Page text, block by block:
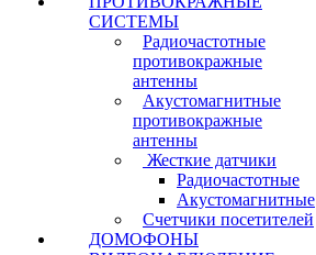
СИСТЕМЫ
Радиочастотные
противокражные
антенны
Акустомагнитные
противокражные
антенны
Жесткие датчики
Радиочастотные
Акустомагнитные
Счетчики посетителей
ДОМОФОНЫ